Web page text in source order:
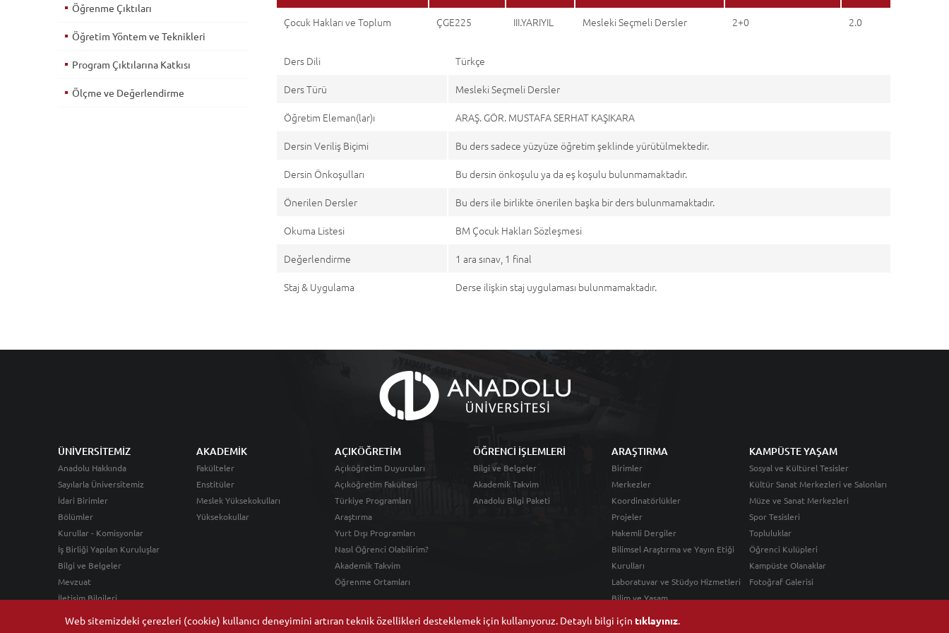
Çocuk Hakları ve Toplum ÇGE225 III.YARIYIL Mesleki Seçmeli Dersler 2+0 2.0
Ders Dili
Türkçe
Ders Türü
Mesleki Seçmeli Dersler
Öğretim Eleman(lar)ı
ARAŞ. GÖR. MUSTAFA SERHAT KAŞIKARA
Dersin Veriliş Biçimi
Bu ders sadece yüzyüze öğretim şeklinde yürütülmektedir.
Dersin Önkoşulları
Bu dersin önkoşulu ya da eş koşulu bulunmamaktadır.
Önerilen Dersler
Bu ders ile birlikte önerilen başka bir ders bulunmamaktadır.
Okuma Listesi
BM Çocuk Hakları Sözleşmesi
Değerlendirme
1 ara sınav, 1 final
Staj & Uygulama
Derse ilişkin staj uygulaması bulunmamaktadır.
Öğrenme Çıktıları
Öğretim Yöntem ve Teknikleri
Program Çıktılarına Katkısı
Ölçme ve Değerlendirme
Web sitemizdeki çerezleri (cookie) kullanıcı deneyimini artıran teknik özellikleri desteklemek için kullanıyoruz. Detaylı bilgi için tıklayınız.
ÜNİVERSİTEMİZ
Anadolu Hakkında
Sayılarla Üniversitemiz
İdari Birimler
Bölümler
Kurullar - Komisyonlar
İş Birliği Yapılan Kuruluşlar
Bilgi ve Belgeler
Mevzuat
İletişim Bilgileri
AKADEMİK
Fakülteler
Enstitüler
Meslek Yüksekokulları
Yüksekokullar
AÇIKÖĞRETİM
Açıköğretim Duyuruları
Açıköğretim Fakültesi
Türkiye Programları
Araştırma
Yurt Dışı Programları
Nasıl Öğrenci Olabilirim?
Akademik Takvim
Öğrenme Ortamları
ÖĞRENCİ İŞLEMLERİ
Bilgi ve Belgeler
Akademik Takvim
Anadolu Bilgi Paketi
ARAŞTIRMA
Birimler
Merkezler
Koordinatörlükler
Projeler
Hakemli Dergiler
Bilimsel Araştırma ve Yayın Etiği
Kurulları
Laboratuvar ve Stüdyo Hizmetleri
Bilim ve Yaşam
KAMPÜSTE YAŞAM
Sosyal ve Kültürel Tesisler
Kültür Sanat Merkezleri ve Salonları
Müze ve Sanat Merkezleri
Spor Tesisleri
Topluluklar
Öğrenci Kulüpleri
Kampüste Olanaklar
Fotoğraf Galerisi